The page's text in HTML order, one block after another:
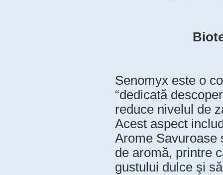
Senomyx este o
“dedicată
reduce nivelul de
Acest aspect
Arome Savuroase
de aromă, printre
gustului dulce şi